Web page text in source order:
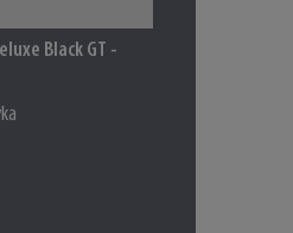
Black GT -